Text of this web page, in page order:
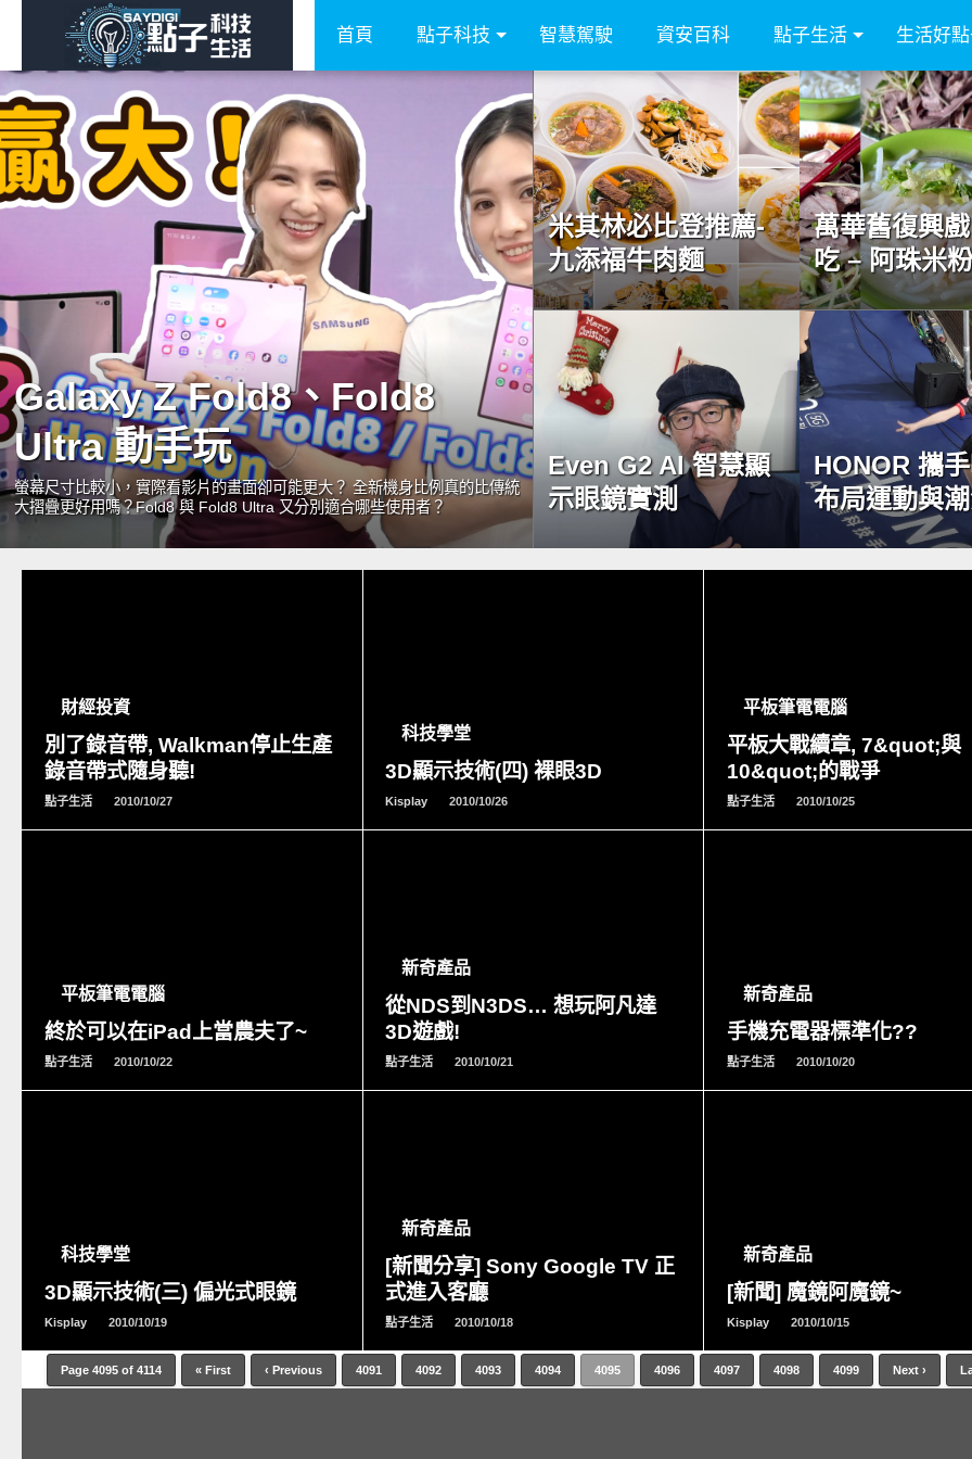
首頁 點子科技 智慧駕駛 資安百科 點子生活 生活好
Galaxy Z Fold8、Fold8
Ultra 動手玩
螢幕尺寸比較小，實際看影片的畫面卻可能更大？ 全新機身比例真的比傳統
大摺疊更好用嗎？Fold8 與 Fold8 Ultra 又分別適合哪些使用者？
米其林必比登推薦-
九添福牛肉麵
萬華舊復興
吃 – 阿珠米
Even G2 AI 智慧顯
示眼鏡實測
HONOR 攜
布局運動與
財經投資
別了錄音帶, Walkman停止生產
錄音帶式隨身聽!
點子生活 2010/10/27
科技學堂
3D顯示技術(四) 裸眼3D
Kisplay 2010/10/26
平板筆電電腦
平板大戰續章, 7&quot;與
10&quot;的戰爭
點子生活 2010/10/25
MORE
平板筆電電腦
終於可以在iPad上當農夫了~
點子生活 2010/10/22
新奇產品
從NDS到N3DS… 想玩阿凡達
3D遊戲!
點子生活 2010/10/21
新奇產品
手機充電器標準化??
點子生活 2010/10/20
科技學堂
3D顯示技術(三) 偏光式眼鏡
Kisplay 2010/10/19
新奇產品
[新聞分享] Sony Google TV 正
式進入客廳
點子生活 2010/10/18
新奇產品
[新聞] 魔鏡阿魔鏡~
Kisplay 2010/10/15
Page 4095 of 4114 « First ‹ Previous 4091 4092 4093 4094 4095 4096 4097 4098 4099 Next ›